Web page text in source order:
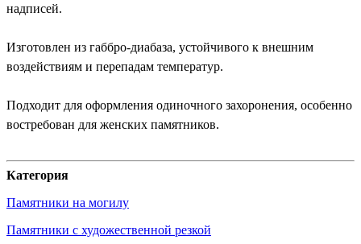
надписей.
Изготовлен из габбро-диабаза, устойчивого к внешним
воздействиям и перепадам температур.
Подходит для оформления одиночного захоронения, особенно
востребован для женских памятников.
Категория
Памятники на могилу
Памятники с художественной резкой